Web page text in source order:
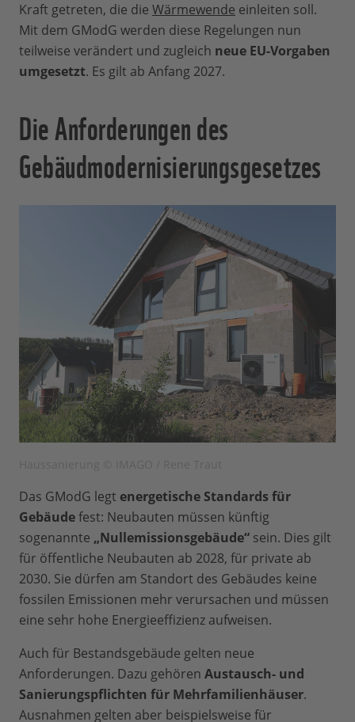
Kraft getreten, die die Wärmewende einleiten soll.
Mit dem GModG werden diese Regelungen nun
teilweise verändert und zugleich neue EU-Vorgaben
umgesetzt. Es gilt ab Anfang 2027.
Die Anforderungen des
Gebäudmodernisierungsgesetzes
Das GModG legt energetische Standards für
Gebäudefest: Neubauten müssen künftig
sogenannte „Nullemissionsgebäude“ sein. Dies gilt
für öffentliche Neubauten ab 2028, für private ab
2030. Sie dürfen am Standort des Gebäudes keine
fossilen Emissionen mehr verursachen und müssen
eine sehr hohe Energieeffizienz aufweisen.
Auch für Bestandsgebäude gelten neue
Anforderungen. Dazu gehören Austausch- und
Sanierungspflichten für Mehrfamilienhäuser.
Ausnahmen gelten aber beispielsweise für